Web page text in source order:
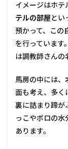
イメージはホテ
テルの部屋とい
預かって、この
を行っています
は調教師さんの
馬房の中には、
面も考え、多く
裏に詰まり蹄が
っこやボロの
あります。